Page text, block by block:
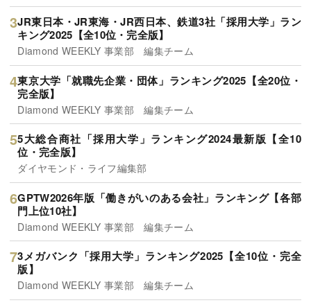
JR東日本・JR東海・JR西日本、鉄道3社「採用大学」ラン
キング2025【全10位・完全版】
Diamond WEEKLY 事業部 編集チーム
東京大学「就職先企業・団体」ランキング2025【全20位・
完全版】
Diamond WEEKLY 事業部 編集チーム
5大総合商社「採用大学」ランキング2024最新版【全10
位・完全版】
ダイヤモンド・ライフ編集部
GPTW2026年版「働きがいのある会社」ランキング【各部
門上位10社】
Diamond WEEKLY 事業部 編集チーム
3メガバンク「採用大学」ランキング2025【全10位・完全
版】
Diamond WEEKLY 事業部 編集チーム